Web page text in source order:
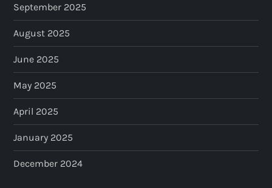
September 2025
August 2025
June 2025
May 2025
April 2025
January 2025
December 2024